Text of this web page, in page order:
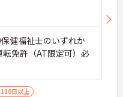
健福祉士のいずれか
免許（AT限定可）必
日以上